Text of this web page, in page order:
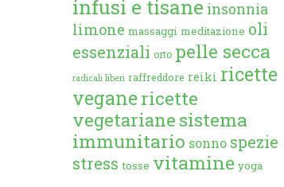
infusi e tisane insonnia
limone massaggi meditazione oli
essenziali orto pelle secca
radicali liberi raffreddore reiki ricette
veganericette
vegetariane sistema
immunitario sonno spezie
stress tosse vitamine yoga